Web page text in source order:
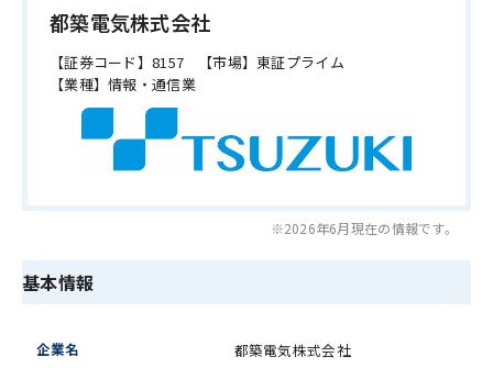
都築電気株式会社
【証券コード】 8157 【市場】 東証プライム
【業種】情報・通信業
※2026年6月現在の情報です。
基本情報
企業名 都築電気株式会社